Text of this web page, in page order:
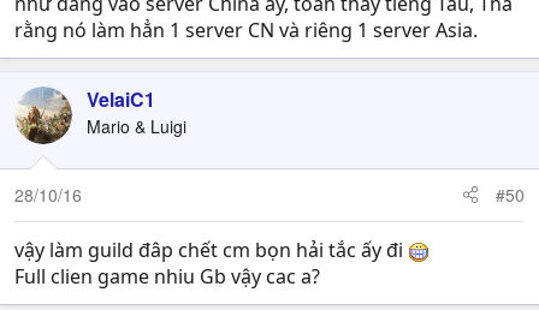
rằng nó làm hẳn 1 server CN và riêng 1 server Asia.
VelaiC1
Mario & Luigi
28/10/16 #50
vậy làm guild đâp chết cm bọn hải tắc ấy đi
Full clien game nhiu Gb vậy cac a?